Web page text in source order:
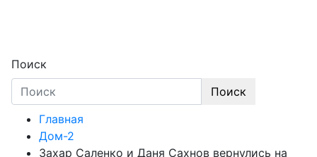
Секреты звёзд
Новости, истории звёзд шоу-бизнеса,
Поиск
Поиск
Главная
Дом-2
Захар Саленко и Даня Сахнов вернулись на